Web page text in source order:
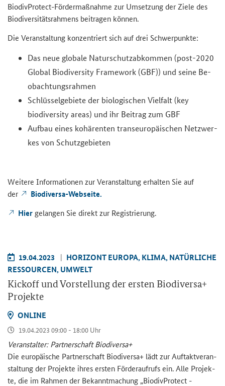
BiodivProtect-​Fördermaßnahme zur Um­set­zung der Ziele des
Bio­di­ver­si­täts­rah­mens bei­tra­gen kön­nen.
Die Ver­an­stal­tung kon­zen­triert sich auf drei Schwer­punk­te:
Das neue glo­ba­le Na­tur­schutz­ab­kom­men (post-2020
Global Biodiversity Framework (GBF)) und seine Be­
ob­ach­tungs­rah­men
Schlüs­sel­ge­bie­te der bio­lo­gi­schen Viel­falt (key
biodiversity areas) und ihr Bei­trag zum GBF
Auf­bau eines ko­hä­ren­ten trans­eu­ro­päi­schen Netz­wer­
kes von Schutz­ge­bie­ten
Wei­te­re In­for­ma­tio­nen zur Ver­an­stal­tung er­hal­ten Sie auf
der
Biodiversa-​Webseite.
Hier ge­lan­gen Sie di­rekt zur Re­gis­trie­rung.
19.04.2023
HO­RI­ZONT EU­RO­PA, KLIMA, NA­TÜR­LI­CHE
RES­SOUR­CEN, UM­WELT
Kick­off und Vor­stel­lung der ers­ten Bio­di­ver­sa+
Pro­jek­te
ON­LINE
19.04.2023 09:00 - 18:00 Uhr
Ver­an­stal­ter: Part­ner­schaft Bio­di­ver­sa+
Die eu­ro­päi­sche Part­ner­schaft Bio­di­ver­sa+ lädt zur Auf­takt­ver­an­
stal­tung der Pro­jek­te ihres ers­ten För­der­auf­rufs ein. Alle Pro­jek­
te, die im Rah­men der Be­kannt­ma­chung „BiodivProtect -